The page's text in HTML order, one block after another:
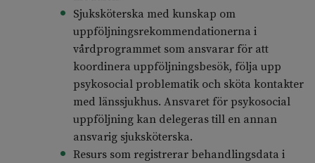
Sjuksköterska med kunskap om
uppföljningsrekommendationerna i
vårdprogrammet som ansvarar för att
koordinera uppföljningsbesök, följa upp
psykosocial problematik och sköta kontakter
med länssjukhus. Ansvaret för psykosocial
uppföljning kan delegeras till en annan
ansvarig sjuksköterska.
Resurs som registrerar behandlingsdata i